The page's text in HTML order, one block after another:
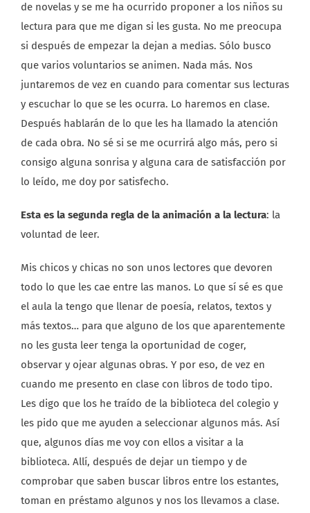
de novelas y se me ha ocurrido proponer a los niños su
lectura para que me digan si les gusta. No me preocupa
si después de empezar la dejan a medias. Sólo busco
que varios voluntarios se animen. Nada más. Nos
juntaremos de vez en cuando para comentar sus lecturas
y escuchar lo que se les ocurra. Lo haremos en clase.
Después hablarán de lo que les ha llamado la atención
de cada obra. No sé si se me ocurrirá algo más, pero si
consigo alguna sonrisa y alguna cara de satisfacción por
lo leído, me doy por satisfecho.
Esta es la segunda regla de la animación a la lectura: la
voluntad de leer.
Mis chicos y chicas no son unos lectores que devoren
todo lo que les cae entre las manos. Lo que sí sé es que
el aula la tengo que llenar de poesía, relatos, textos y
más textos… para que alguno de los que aparentemente
no les gusta leer tenga la oportunidad de coger,
observar y ojear algunas obras. Y por eso, de vez en
cuando me presento en clase con libros de todo tipo.
Les digo que los he traído de la biblioteca del colegio y
les pido que me ayuden a seleccionar algunos más. Así
que, algunos días me voy con ellos a visitar a la
biblioteca. Allí, después de dejar un tiempo y de
comprobar que saben buscar libros entre los estantes,
toman en préstamo algunos y nos los llevamos a clase.